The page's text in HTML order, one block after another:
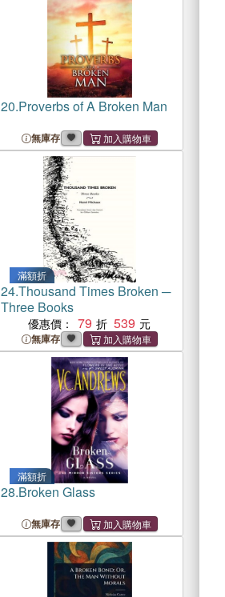
20.Proverbs of A Broken Man
無庫存
滿額折
24.Thousand Times Broken ─
Three Books
優惠價： 79 539
無庫存
滿額折
28.Broken Glass
無庫存